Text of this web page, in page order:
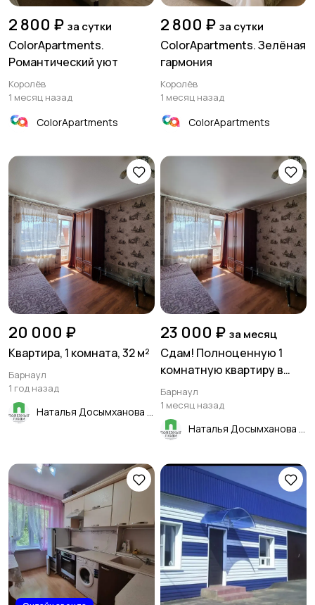
2 800 ₽ за сутки
ColorApartments.
Романтический уют
Королёв
1 месяц назад
ColorApartments
2 800 ₽ за сутки
ColorApartments. Зелёная
гармония
Королёв
1 месяц назад
ColorApartments
20 000 ₽
Квартира, 1 комната, 32 м²
Барнаул
1 год назад
Наталья Досымханова
23 000 ₽ за месяц
Сдам! Полноценную 1
комнатную квартиру в
Центре Барнаула!
Барнаул
1 месяц назад
Наталья Досымханова